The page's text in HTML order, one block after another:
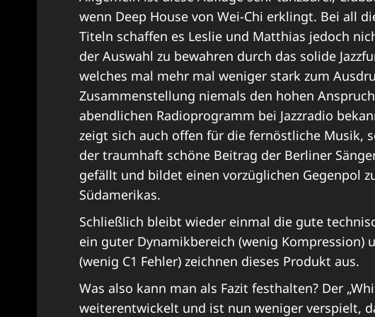
wenn Deep House von Wei-Chi erklingt. Bei all
Titeln schaffen es Leslie und Matthias jedoch
der Auswahl zu bewahren durch das solide
welches mal mehr mal weniger stark zum
Zusammenstellung niemals den hohen
abendlichen Radioprogramm bei Jazzradio
zeigt sich auch offen für die fernöstliche Musik,
der traumhaft schöne Beitrag der Berliner
gefällt und bildet einen vorzüglichen Gegenpol
Südamerikas.
Schließlich bleibt wieder einmal die gute
ein guter Dynamikbereich (wenig Kompression)
(wenig C1 Fehler) zeichnen dieses Produkt aus.
Was also kann man als Fazit festhalten? Der
weiterentwickelt und ist nun weniger verspielt,